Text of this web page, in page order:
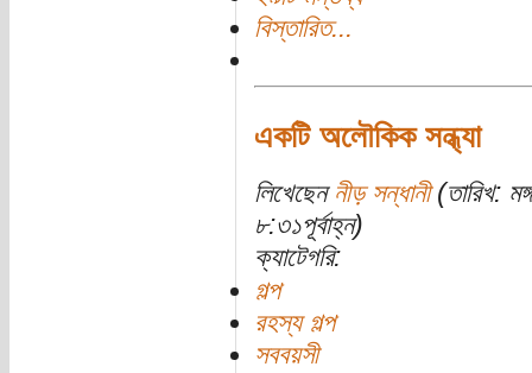
বিস্তারিত...
একটি অলৌকিক সন্ধ্যা
লিখেছেন নীড় সন্ধানী(তারিখ:
৮:৩১পূর্বাহ্ন)
ক্যাটেগরি:
গল্প
রহস্য গল্প
সববয়সী